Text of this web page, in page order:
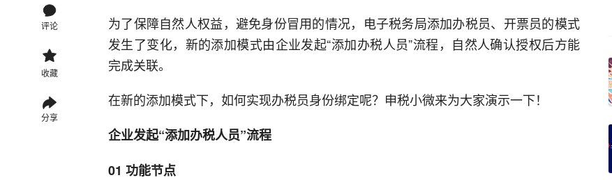
评论
收藏
分享
为了保障自然人权益，避免身份冒用的情况，电子税务局添加办税员、开票员的模式
发生了变化，新的添加模式由企业发起“添加办税人员”流程，自然人确认授权后方能
完成关联。
在新的添加模式下，如何实现办税员身份绑定呢？申税小微来为大家演示一下！
企业发起“添加办税人员”流程
01 功能节点